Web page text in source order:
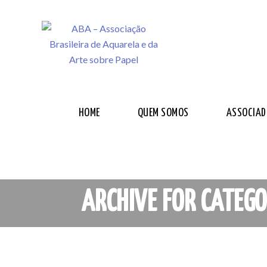
HOME QUEM SOMOS
ARCHIVE FOR